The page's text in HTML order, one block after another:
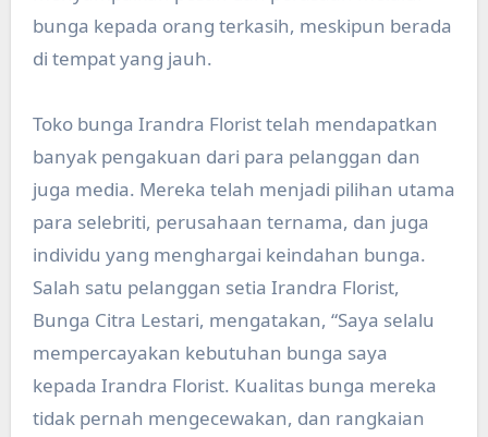
bunga kepada orang terkasih, meskipun berada
di tempat yang jauh.
Toko bunga Irandra Florist telah mendapatkan
banyak pengakuan dari para pelanggan dan
juga media. Mereka telah menjadi pilihan utama
para selebriti, perusahaan ternama, dan juga
individu yang menghargai keindahan bunga.
Salah satu pelanggan setia Irandra Florist,
Bunga Citra Lestari, mengatakan, “Saya selalu
mempercayakan kebutuhan bunga saya
kepada Irandra Florist. Kualitas bunga mereka
tidak pernah mengecewakan, dan rangkaian